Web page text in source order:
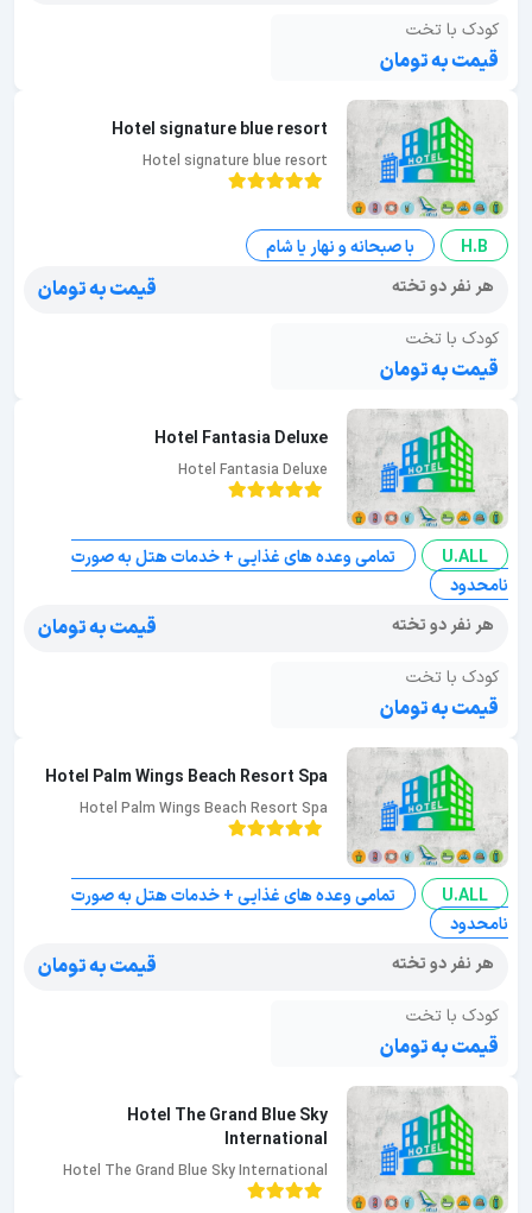
کودک با تخت
قیمت به تومان
Hotel signature blue resort
Hotel signature blue resort
H.B
با صبحانه و نهار یا شام
هر نفر دو تخته
قیمت به تومان
کودک با تخت
قیمت به تومان
Hotel Fantasia Deluxe
Hotel Fantasia Deluxe
U.ALL
تمامی وعده های غذایی + خدمات هتل به صورت
نامحدود
هر نفر دو تخته
قیمت به تومان
کودک با تخت
قیمت به تومان
Hotel Palm Wings Beach Resort Spa
Hotel Palm Wings Beach Resort Spa
U.ALL
تمامی وعده های غذایی + خدمات هتل به صورت
نامحدود
هر نفر دو تخته
قیمت به تومان
کودک با تخت
قیمت به تومان
Hotel The Grand Blue Sky
International
Hotel The Grand Blue Sky International